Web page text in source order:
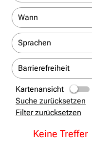
Wann
Sprachen
Barrierefreiheit
Kartenansicht
Suche zurücksetzen
Filter zurücksetzen
Keine Treffer